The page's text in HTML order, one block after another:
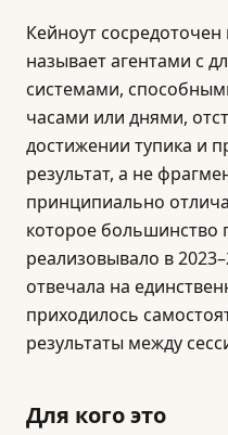
Кейноут
называет агентами с
системами,
часами или днями,
достижении тупика и
результат, а не
принципиально
которое большинство
реализовывало в
отвечала на
приходилось
результаты между
Для кого это